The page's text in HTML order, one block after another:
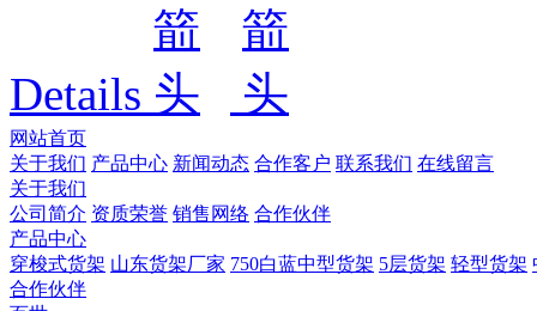
Details
网站首页
关于我们 产品中心 新闻动态 合作客户 联系我们 在线留言
关于我们
公司简介 资质荣誉 销售网络 合作伙伴
产品中心
穿梭式货架 山东货架厂家 750白蓝中型货架 5层货架 轻型货架
合作伙伴